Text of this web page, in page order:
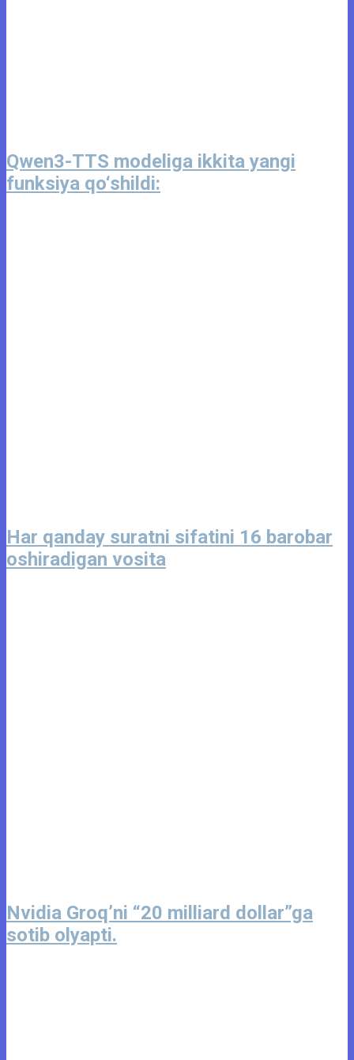
Qwen3-TTS modeliga ikkita yangi
funksiya qo‘shildi:
Har qanday suratni sifatini 16 barobar
oshiradigan vosita
Nvidia Groq’ni “20 milliard dollar”ga
sotib olyapti.